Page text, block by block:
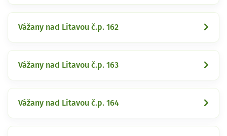
Vážany nad Litavou č.p. 162
Vážany nad Litavou č.p. 163
Vážany nad Litavou č.p. 164